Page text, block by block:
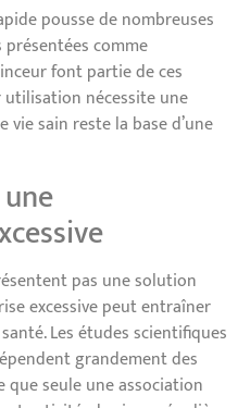
pousse de nombreuses
comme
font partie de ces
nécessite une
vie sain reste la base d’une
pas une solution
excessive peut entraîner
Les études scientifiques
grandement des
seule une association